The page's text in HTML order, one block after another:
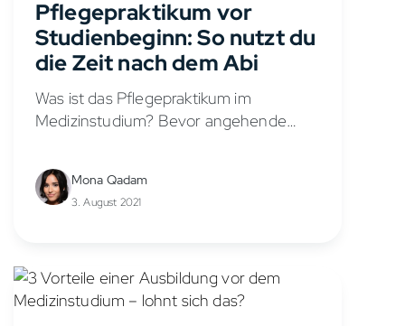
Pflegepraktikum vor
Studienbeginn: So nutzt du
die Zeit nach dem Abi
Was ist das Pflegepraktikum im
Medizinstudium? Bevor angehende
Staatsexamen (Physikum) ablegen
dürfen, müssen sie ein dreimonatiges
Pflegepraktikum absolvieren. Das
Mona Qadam
3. August 2021